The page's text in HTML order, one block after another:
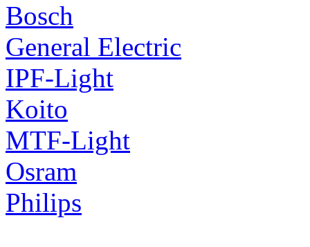
Bosch
General Electric
IPF-Light
Koito
MTF-Light
Osram
Philips